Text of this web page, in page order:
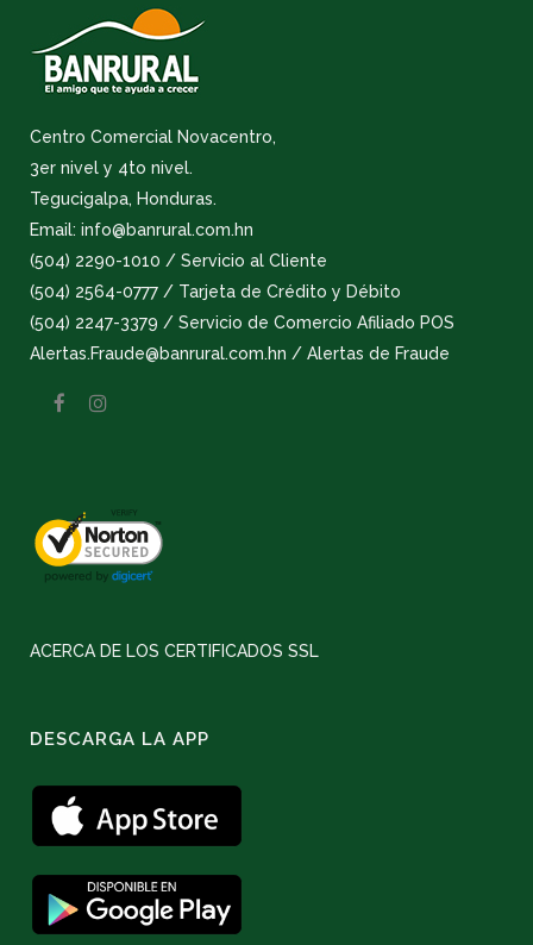
Centro Comercial Novacentro,
3er nivel y 4to nivel.
Tegucigalpa, Honduras.
Email: info@banrural.com.hn
(504) 2290-1010 / Servicio al Cliente
(504) 2564-0777 / Tarjeta de Crédito y Débito
(504) 2247-3379 / Servicio de Comercio Afiliado POS
Alertas.Fraude@banrural.com.hn / Alertas de Fraude
ACERCA DE LOS CERTIFICADOS SSL
DESCARGA LA APP